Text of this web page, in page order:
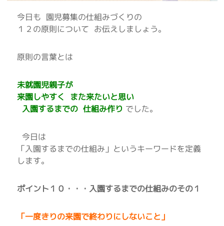
今日も 園児募集の仕組みづくりの
１２の原則について お伝えしましょう。
原則の言葉とは
未就園児親子が
来園しやすく また来たいと思い
入園するまでの 仕組み作り でした。
今日は
「入園するまでの仕組み」というキーワードを定義
します。
ポイント１０・・・入園するまでの仕組みのその１
「一度きりの来園で終わりにしないこと」